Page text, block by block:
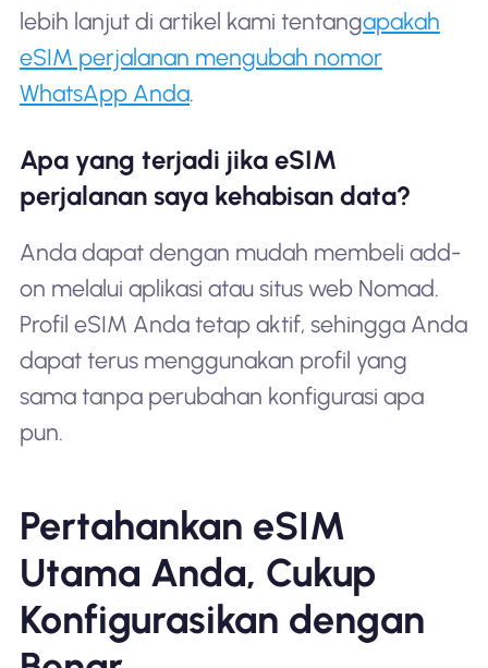
lebih lanjut di artikel kami tentangapakah
eSIM perjalanan mengubah nomor
WhatsApp Anda.
Apa yang terjadi jika eSIM
perjalanan saya kehabisan data?
Anda dapat dengan mudah membeli add-
on melalui aplikasi atau situs web Nomad.
Profil eSIM Anda tetap aktif, sehingga Anda
dapat terus menggunakan profil yang
sama tanpa perubahan konfigurasi apa
pun.
Pertahankan eSIM
Utama Anda, Cukup
Konfigurasikan dengan